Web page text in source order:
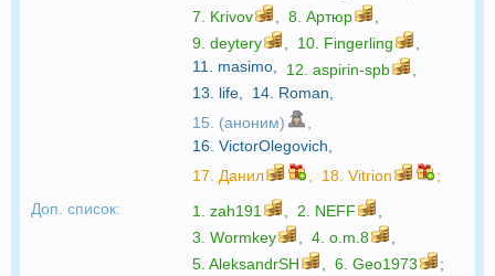
7. Krivov 8. Артюр
9. deytery 10. Fingerling
11. masimo 12. aspirin-spb
13. life 14. Roman
15. (аноним)
16. VictorOlegovich
17. Данил 18. Vitrion
;
Доп. список:
1. zah191 2. NEFF
3. Wormkey 4. o.m.8
5. AleksandrSH 6. Geo1973 ;